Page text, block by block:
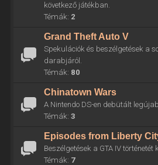
következő játékban.
Témák: 2
Grand Theft Auto V
Spekulációk és beszélgetések a
darabjáról.
Témák: 80
Chinatown Wars
A Nintendo DS-en debütált
Témák: 3
Episodes from Liberty
Beszélgetések a GTA IV
Témák: 7